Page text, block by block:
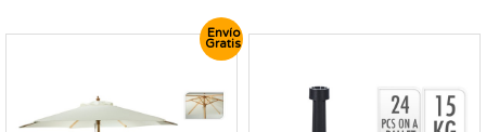
Envío
Gratis